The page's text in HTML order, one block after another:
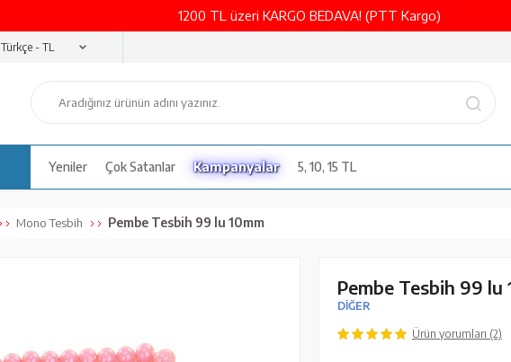
1200 TL üzeri KARGO BEDAVA! (PTT Kargo)
Türkçe - TL
Yeniler Çok Satanlar Kampanyalar 5, 10, 15 TL
Mono Tesbih Pembe Tesbih 99 lu 10mm
Pembe Tesbih 99 lu
DİĞER
Ürün yorumları (2)